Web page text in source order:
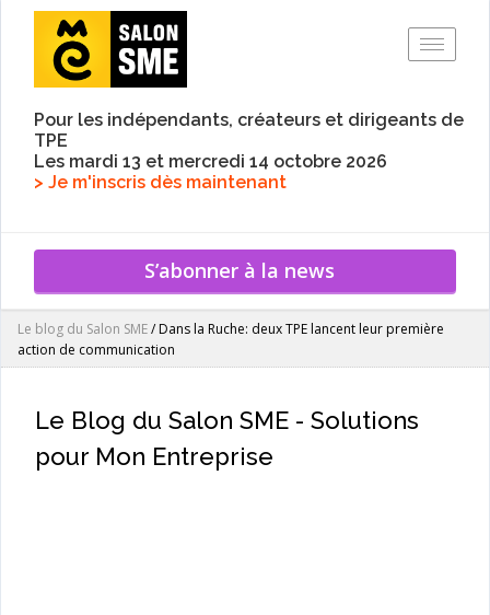
Pour les indépendants, créateurs et dirigeants de
TPE
Les mardi 13 et mercredi 14 octobre 2026
> Je m'inscris dès maintenant
S’abonner à la news
Le blog du Salon SME/Dans la Ruche: deux TPE lancent leur première
action de communication
Le Blog du Salon SME - Solutions
pour Mon Entreprise